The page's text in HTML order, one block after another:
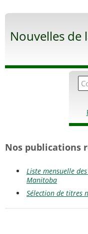
Nouvelles de
Nos publications
Liste mensuelle
Manitoba
Sélection de titres